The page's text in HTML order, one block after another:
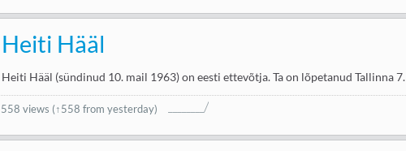
Heiti Hääl
Heiti Hääl (sündinud 10. mail 1963) on eesti ettevõtja. Ta on lõpetanud Tallinna 7.
558 views (↑558 from yesterday)